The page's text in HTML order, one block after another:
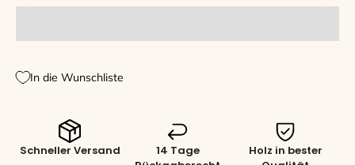
In die Wunschliste
Schneller Versand
14 Tage
Holz in bester